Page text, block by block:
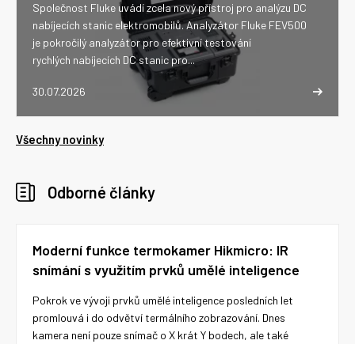
30.07.2026
Společnost Fluke uvádí zcela nový přístroj pro analýzu DC
nabíjecích stanic elektromobilů. Analyzátor Fluke FEV500
je pokročilý analyzátor pro efektivní testování
rychlých nabíjecích DC stanic pro...
Všechny novinky
Odborné články
Moderní funkce termokamer Hikmicro: IR
snímání s využitím prvků umělé inteligence
Pokrok ve vývoji prvků umělé inteligence posledních let
promlouvá i do odvětví termálního zobrazování. Dnes
kamera není pouze snímač o X krát Y bodech, ale také